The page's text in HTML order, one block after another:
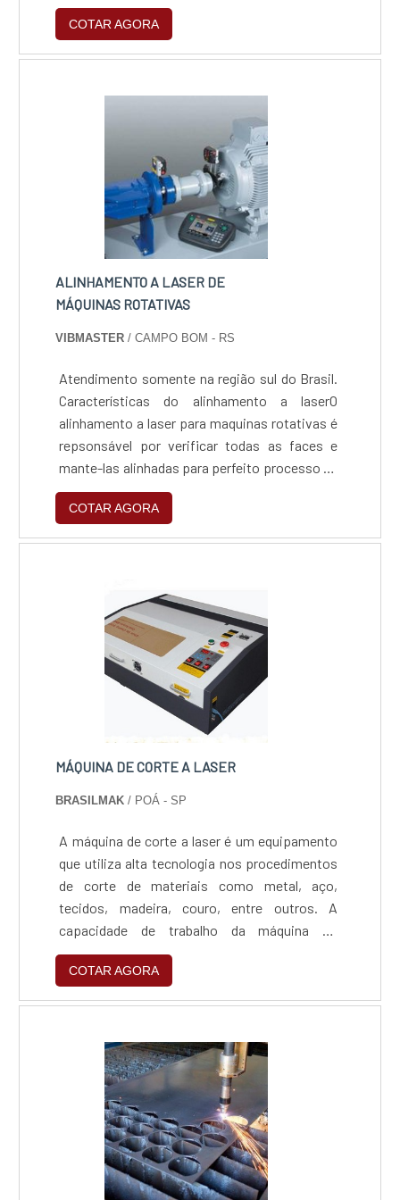
investiu em profissionais competentes e em
equipamentos inovadores. Interface, empresa
que tem despontado no segmento pela
COTAR AGORA
ALINHAMENTO A LASER DE
MÁQUINAS ROTATIVAS
VIBMASTER / CAMPO BOM - RS
Atendimento somente na região sul do Brasil.
Características do alinhamento a laserO
alinhamento a laser para maquinas rotativas é
repsonsável por verificar todas as faces e
mante-las alinhadas para perfeito processo de
rotação,levando em consideração a distância
e o plano em que a maquina será inserida.O
alinhamento garante o bom funcionamento do
bom funcionamento;....
COTAR AGORA
MÁQUINA DE CORTE A LASER
BRASILMAK / POÁ - SP
A máquina de corte a laser é um equipamento
que utiliza alta tecnologia nos procedimentos
de corte de materiais como metal, aço,
tecidos, madeira, couro, entre outros. A
capacidade de trabalho da máquina irá
depender da espessura do material, do tipo de
material e da potência do laser que será
empregado.MAIS INFORMAÇÕES SOBRE OS
vantajosas em utilizar a máquina a laser de
corte nos processos produtivos de uma
empresa está o fato de que a máquina diminu.
COTAR AGORA